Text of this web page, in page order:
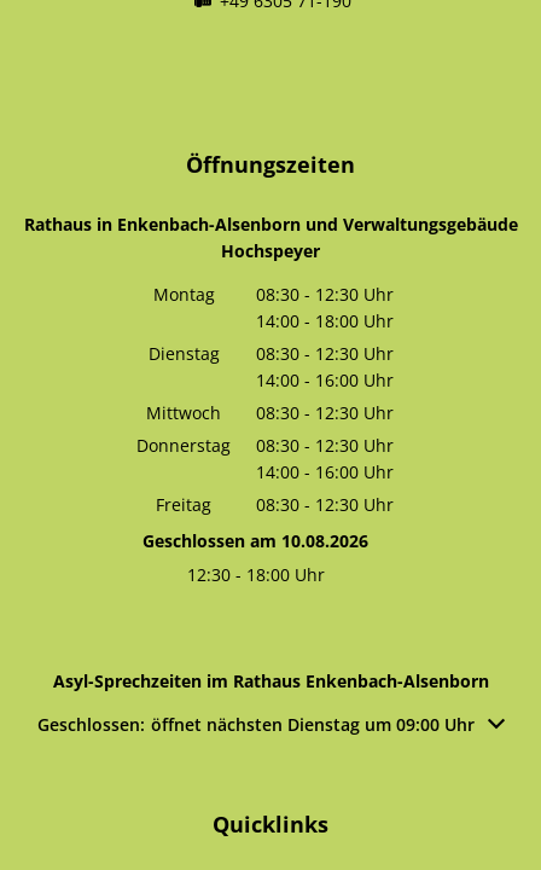
Öffnungszeiten
Rathaus in Enkenbach-Alsenborn und Verwaltungsgebäude
Hochspeyer
Montag
08:30 - 12:30 Uhr
Von 08:30 bis 12:30 Uhr
14:00 - 18:00 Uhr
Von 14:00 bis 18:00 Uhr
Dienstag 08:30 - 12:30 Uhr
Von 08:30 bis 12:30 Uhr
14:00 - 16:00 Uhr
Von 14:00 bis 16:00 Uhr
Mittwoch 08:30 - 12:30 Uhr
Von 08:30 bis 12:30 Uhr
Donnerstag 08:30 - 12:30 Uhr
Von 08:30 bis 12:30 Uhr
14:00 - 16:00 Uhr
Von 14:00 bis 16:00 Uhr
Freitag 08:30 - 12:30 Uhr
Von 08:30 bis 12:30 Uhr
Geschlossen am 10.08.2026
12:30- 18:00Uhr
Asyl-Sprechzeiten im Rathaus Enkenbach-Alsenborn
Klicken, um weitere Öffnungs- oder Schließzeiten
Geschlossen: öffnet nächsten Dienstag um 09:00 Uhr
Quicklinks